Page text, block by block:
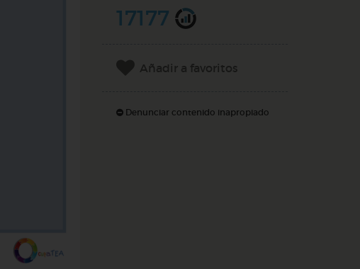
17177
Añadir a favoritos
Denunciar contenido inapropiado